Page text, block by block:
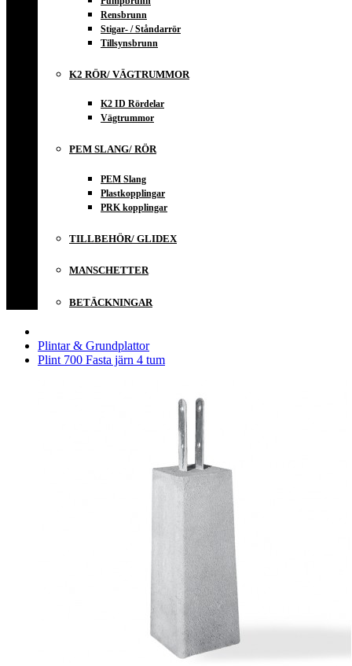
Rensbrunn
Stigar- / Ståndarrör
Tillsynsbrunn
K2 RÖR/ VÄGTRUMMOR
K2 ID Rördelar
Vägtrummor
PEM SLANG/ RÖR
PEM Slang
Plastkopplingar
PRK kopplingar
TILLBEHÖR/ GLIDEX
MANSCHETTER
BETÄCKNINGAR
Plintar & Grundplattor
Plint 700 Fasta järn 4 tum